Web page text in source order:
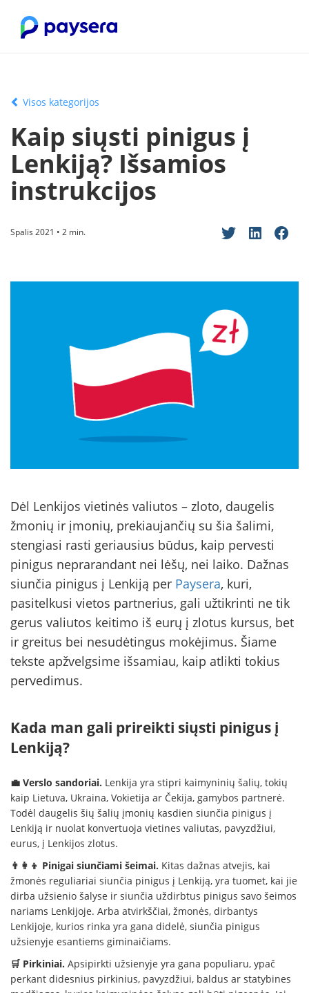
Visos kategorijos
Kaip siųsti pinigus į
Lenkiją? Išsamios
instrukcijos
Spalis 2021 • 2 min.
Dėl Lenkijos vietinės valiutos – zloto, daugelis
žmonių ir įmonių, prekiaujančių su šia šalimi,
stengiasi rasti geriausius būdus, kaip pervesti
pinigus neprarandant nei lėšų, nei laiko. Dažnas
siunčia pinigus į Lenkiją per Paysera, kuri,
pasitelkusi vietos partnerius, gali užtikrinti ne tik
gerus valiutos keitimo iš eurų į zlotus kursus, bet
ir greitus bei nesudėtingus mokėjimus. Šiame
tekste apžvelgsime išsamiau, kaip atlikti tokius
pervedimus.
Kada man gali prireikti siųsti pinigus į
Lenkiją?
💼 Verslo sandoriai. Lenkija yra stipri kaimyninių šalių, tokių
kaip Lietuva, Ukraina, Vokietija ar Čekija, gamybos partnerė.
Todėl daugelis šių šalių įmonių kasdien siunčia pinigus į
Lenkiją ir nuolat konvertuoja vietines valiutas, pavyzdžiui,
eurus, į Lenkijos zlotus.
👨‍👩‍👦 Pinigai siunčiami šeimai. Kitas dažnas atvejis, kai
žmonės reguliariai siunčia pinigus į Lenkiją, yra tuomet, kai jie
dirba užsienio šalyse ir siunčia uždirbtus pinigus savo šeimos
nariams Lenkijoje. Arba atvirkščiai, žmonės, dirbantys
Lenkijoje, kurios rinka yra gana didelė, siunčia pinigus
užsienyje esantiems giminaičiams.
🛒 Pirkiniai. Apsipirkti užsienyje yra gana populiaru, ypač
perkant didesnius pirkinius, pavyzdžiui, baldus ar statybines